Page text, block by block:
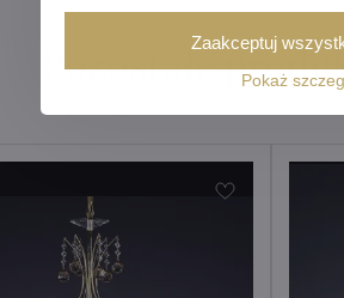
Pozostałe Pokaż
Zaakceptuj